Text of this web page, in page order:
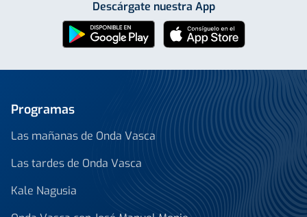
Descárgate nuestra App
Programas
Las mañanas de Onda Vasca
Las tardes de Onda Vasca
Kale Nagusia